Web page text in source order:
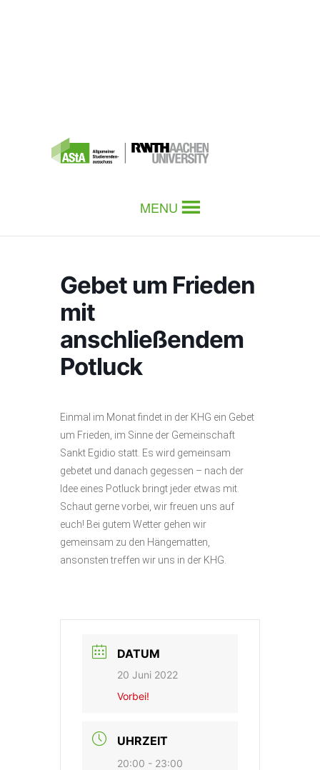
MENU
Gebet um Frieden
mit
anschließendem
Potluck
Einmal im Monat findet in der KHG ein Gebet
um Frieden, im Sinne der Gemeinschaft
Sankt Egidio statt. Es wird gemeinsam
gebetet und danach gegessen – nach der
Idee eines Potluck bringt jeder etwas mit.
Schaut gerne vorbei, wir freuen uns auf
euch! Bei gutem Wetter gehen wir
gemeinsam zu den Hängematten,
ansonsten treffen wir uns in der KHG.
DATUM
20 Juni 2022
Vorbei!
UHRZEIT
20:00 - 23:00